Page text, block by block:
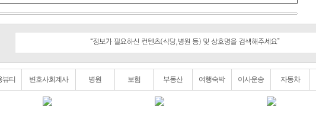
뷰티 변호사회계사 병원 보험 부동산 여행숙박 이사운송 자동차